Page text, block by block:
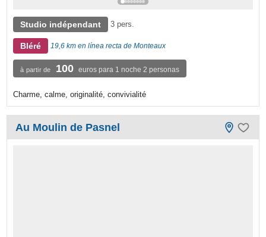
Studio indépendant 3 pers.
Bléré 19,6 km en línea recta de Monteaux
à partir de 100 euros para 1 noche 2 personas
Charme, calme, originalité, convivialité
Au Moulin de Pasnel